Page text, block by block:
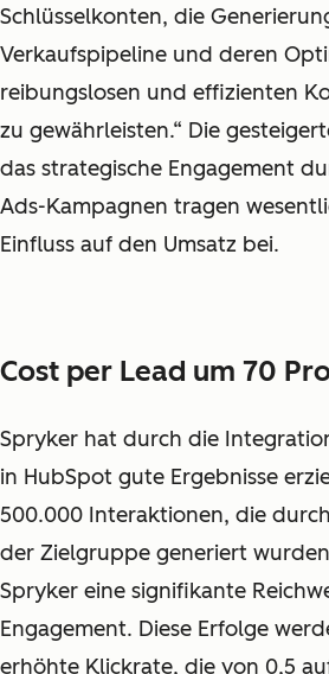
Schlüsselkonten, die
Verkaufspipeline und deren
reibungslosen und effizienten
zu gewährleisten.“ Die
das strategische Engagement
Ads-Kampagnen tragen
Einfluss auf den Umsatz bei.
Cost per Lead um 70
Spryker hat durch die
in HubSpot gute Ergebnisse
500.000 Interaktionen, die
der Zielgruppe generiert
Spryker eine signifikante
Engagement. Diese Erfolge
erhöhte Klickrate, die von 0,5